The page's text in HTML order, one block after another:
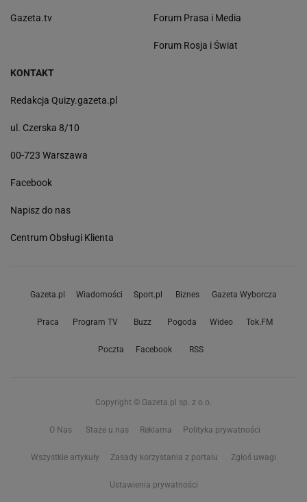
Gazeta.tv Forum Prasa i Media
Forum Rosja i Świat
KONTAKT
Redakcja Quizy.gazeta.pl
ul. Czerska 8/10
00-723 Warszawa
Facebook
Napisz do nas
Centrum Obsługi Klienta
Gazeta.pl Wiadomości Sport.pl Biznes Gazeta Wyborcza
Praca Program TV Buzz Pogoda Wideo Tok.FM
Poczta Facebook RSS
Copyright © Gazeta.pl sp. z o.o.
O Nas Staże u nas Reklama Polityka prywatności
Wszystkie artykuły Zasady korzystania z portalu Zgłoś uwagi
Ustawienia prywatności